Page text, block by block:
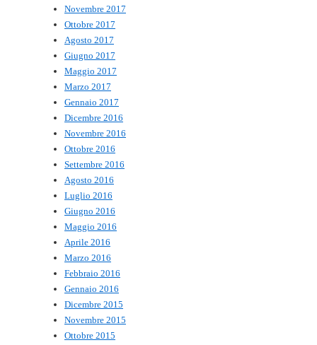
Novembre 2017
Ottobre 2017
Agosto 2017
Giugno 2017
Maggio 2017
Marzo 2017
Gennaio 2017
Dicembre 2016
Novembre 2016
Ottobre 2016
Settembre 2016
Agosto 2016
Luglio 2016
Giugno 2016
Maggio 2016
Aprile 2016
Marzo 2016
Febbraio 2016
Gennaio 2016
Dicembre 2015
Novembre 2015
Ottobre 2015